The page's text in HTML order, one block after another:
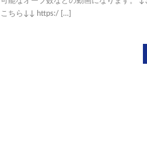
こちら↓↓ https:/ […]